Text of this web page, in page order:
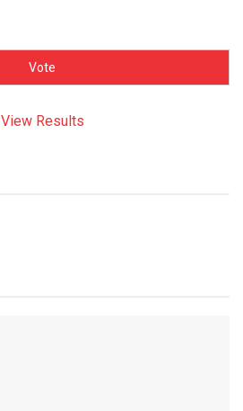
View Results